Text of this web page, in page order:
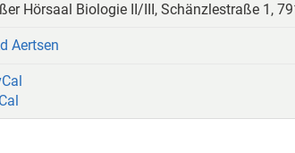
Hörsaal Biologie II/III, Schänzlestraße 1,
Aertsen